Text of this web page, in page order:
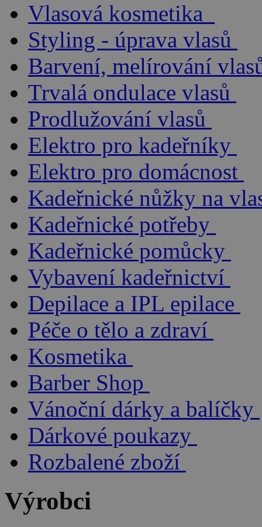
Vlasová kosmetika
Styling - úprava vlasů
Barvení, melírování
Trvalá ondulace vlasů
Prodlužování vlasů
Elektro pro kadeřníky
Elektro pro domácnost
Kadeřnické nůžky na
Kadeřnické potřeby
Kadeřnické pomůcky
Vybavení kadeřnictví
Depilace a IPL epilace
Péče o tělo a zdraví
Kosmetika
Barber Shop
Vánoční dárky a balíčky
Dárkové poukazy
Rozbalené zboží
Výrobci